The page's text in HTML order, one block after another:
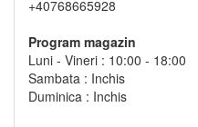
+40768665928
Program magazin
Luni - Vineri : 10:00 - 18:00
Sambata : Inchis
Duminica : Inchis